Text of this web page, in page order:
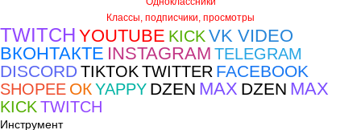
Классы, подписчики, просмотры
TWITCH YOUTUBE KICK VK VIDEO
ВКОНТАКТЕINSTAGRAMTELEGRAM
DISCORDTIKTOK TWITTER FACEBOOK
SHOPEE ОК YAPPY DZENMAX DZENMAX
KICKTWITCH
Инструмент